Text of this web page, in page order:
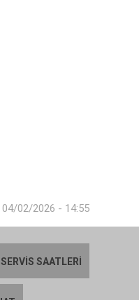
04/02/2026 - 14:55
SERVİS SAATLERİ